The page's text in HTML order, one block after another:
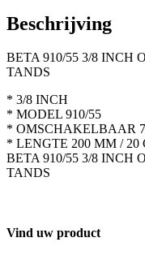
TANDS
Beschrijving
BETA 910/55 3/8 INCH
TANDS
* 3/8 INCH
* MODEL 910/55
* OMSCHAKELBAAR
* LENGTE 200 MM / 20
BETA 910/55 3/8 INCH
TANDS
Vind uw product